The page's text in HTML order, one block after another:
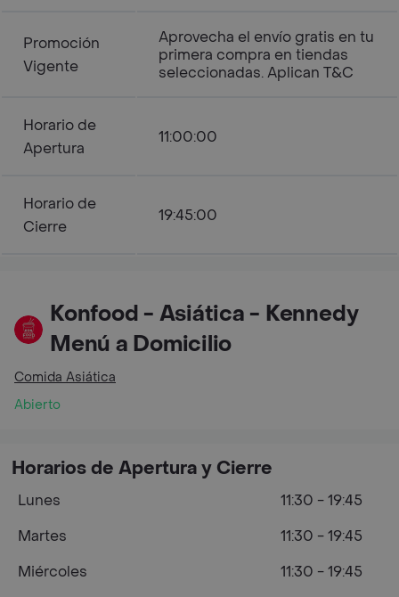
Promoción
Vigente
Aprovecha el envío gratis en tu
primera compra en tiendas
seleccionadas. Aplican T&C
Horario de
Apertura
11:00:00
Horario de
Cierre
19:45:00
Konfood - Asiática - Kennedy
Menú a Domicilio
Comida Asiática
Abierto
Horarios de Apertura y Cierre
Lunes
11:30 - 19:45
Martes
11:30 - 19:45
Miércoles
11:30 - 19:45